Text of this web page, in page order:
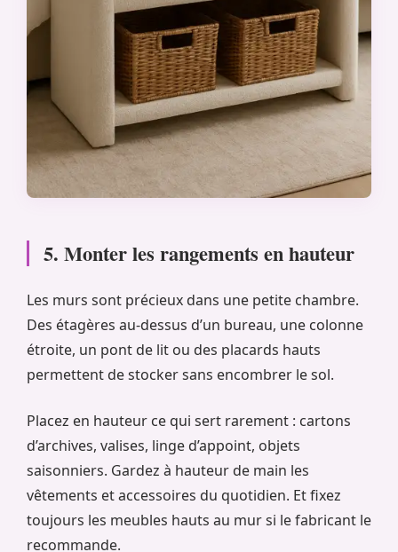
5. Monter les rangements en hauteur
Les murs sont précieux dans une petite chambre.
Des étagères au-dessus d’un bureau, une colonne
étroite, un pont de lit ou des placards hauts
permettent de stocker sans encombrer le sol.
Placez en hauteur ce qui sert rarement : cartons
d’archives, valises, linge d’appoint, objets
saisonniers. Gardez à hauteur de main les
vêtements et accessoires du quotidien. Et fixez
toujours les meubles hauts au mur si le fabricant le
recommande.